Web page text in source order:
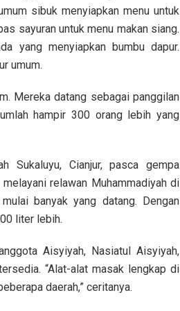
sibuk menyiapkan menu untuk
sayuran untuk menu makan siang.
yang menyiapkan bumbu dapur.
umum.
Mereka datang sebagai panggilan
hampir 300 orang lebih yang
Sukaluyu, Cianjur, pasca gempa
relawan Muhammadiyah di
banyak yang datang. Dengan
liter lebih.
Aisyiyah, Nasiatul Aisyiyah,
“Alat-alat masak lengkap di
daerah,” ceritanya.